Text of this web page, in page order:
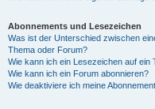
Abonnements und Lesezeichen
Was ist der Unterschied zwischen
Thema oder Forum?
Wie kann ich ein Lesezeichen auf
Wie kann ich ein Forum abonnieren?
Wie deaktiviere ich meine